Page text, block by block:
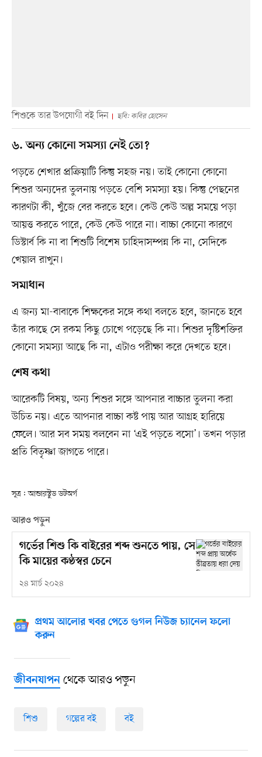
শিশুকে তার উপযোগী বই দিন ছবি: কবির হোসেন
৬. অন‌্য কো‌নো সমস‌্যা নেই তো?
পড়তে শেখার প্রক্রিয়াটি কিন্তু সহজ নয়। তাই কো‌নো কো‌নো
শিশুর অন্যদের তুলনায় পড়তে বেশি সমস্যা হয়। কিন্তু পেছ‌নের
কারণটা কী, খুঁজে বের কর‌তে হ‌বে। কেউ কেউ অল্প সম‌য়ে পড়া
আয়ত্ত কর‌তে পা‌রে, কেউ কেউ পা‌রে না। বাচ্চা কো‌নো কারণে
ডিস্টার্ব কি না বা শিশু‌টি বি‌শেষ চা‌হিদাসম্পন্ন কি না, সেদি‌কে
খেয়াল রাখ‌ুন।
সমাধান
এ জন‌্য মা-বাবা‌কে শিক্ষকের স‌ঙ্গে কথা বল‌তে হ‌বে, জানতে হবে
তাঁর কা‌ছে সে রকম কিছু চোখে প‌ড়ে‌ছে কি না। শিশুর দৃষ্টিশক্তির
কোনো সমস্যা আছে কি না, এটাও পরীক্ষা ক‌রে দেখ‌তে হ‌বে।
শেষ কথা
আরেক‌টি বিষয়, অন্য শিশুর স‌ঙ্গে আপনার বাচ্চার তুলনা করা
উচিত নয়। এতে আপনার বাচ্চা কষ্ট পায় আর আগ্রহ হা‌রি‌য়ে
ফে‌লে। আর সব সময় বল‌বেন না ‘এই পড়‌তে ব‌সো’। তখন পড়ার
প্রতি বিতৃষ্ণা জাগ‌তে পারে।
সূত্র : আন্ডারস্টুড ডটঅর্গ
আরও পড়ুন
গর্ভের শিশু কি বাইরের শব্দ শুনতে পায়, সে
কি মায়ের কণ্ঠস্বর চেনে
২৪ মার্চ ২০২৪
প্রথম আলোর খবর পেতে গুগল নিউজ চ্যানেল ফলো
করুন
জীবনযাপনথেকে আরও পড়ুন
শিশু গল্পের বই বই